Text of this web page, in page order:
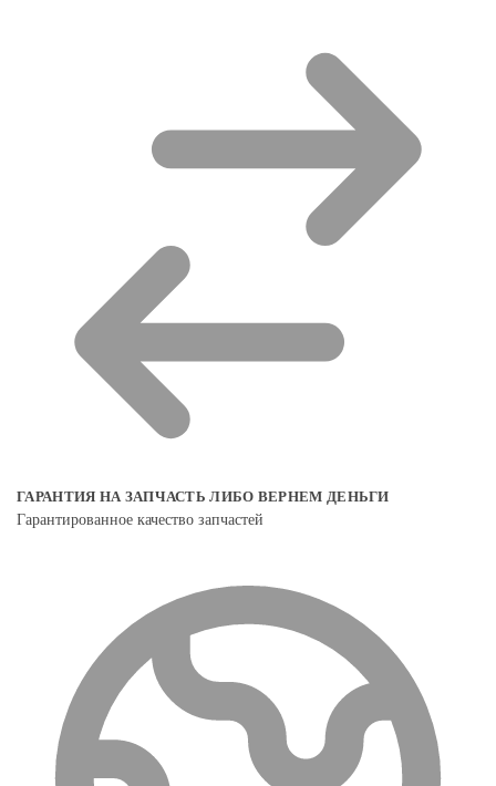
ГАРАНТИЯ НА ЗАПЧАСТЬ ЛИБО ВЕРНЕМ ДЕНЬГИ
Гарантированное качество запчастей